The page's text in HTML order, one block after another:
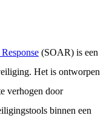
(SOAR) is een
Het is ontworpen
verhogen door
binnen een